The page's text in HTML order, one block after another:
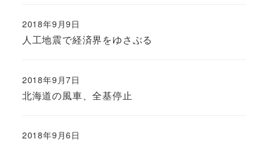
人工地震で経済界をゆさぶる
2018年9月9日
北海道の風車、全基停止
2018年9月7日
2018年9月6日